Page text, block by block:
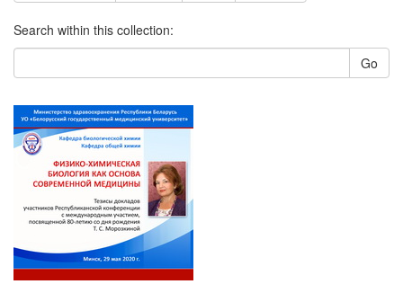
Search within this collection:
Go